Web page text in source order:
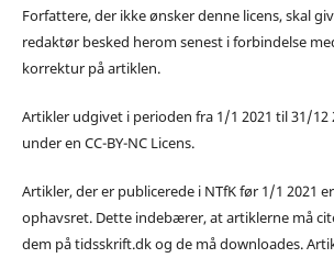
Forfattere, der ikke ønsker denne licens, skal
redaktør besked herom senest i forbindelse
korrektur på artiklen.
Artikler udgivet i perioden fra 1/1 2021 til 31/12
under en CC-BY-NC Licens.
Artikler, der er publicerede i NTfK før 1/1 2021
ophavsret. Dette indebærer, at artiklerne må
dem på tidsskrift.dk og de må downloades.